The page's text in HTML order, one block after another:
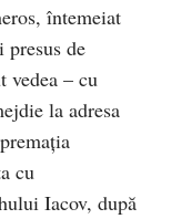
întemeiat
de
– cu
la adresa
cu
Iacov, după